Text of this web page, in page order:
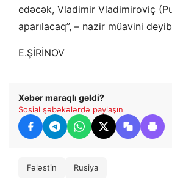
edəcək, Vladimir Vladimiroviç
aparılacaq”, – nazir müavini
E.ŞİRİNOV
Xəbər maraqlı gəldi?
Sosial şəbəkələrdə paylaşın
Fələstin Rusiya